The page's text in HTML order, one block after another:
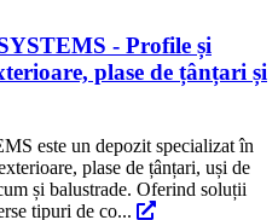
- Profile și
plase de țânțari și
este un depozit specializat în
plase de țânțari, uși de
și balustrade. Oferind soluții
tipuri de co...